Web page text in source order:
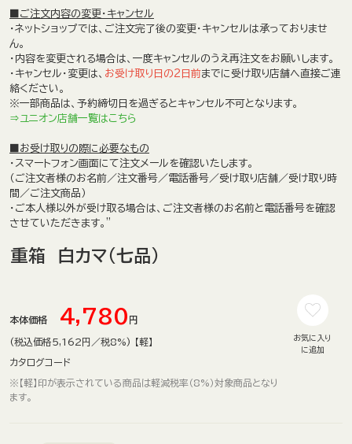
■ご注文内容の変更・キャンセル
・ネットショップでは、ご注文完了後の変更・キャンセルは承っておりませ
ん。
・内容を変更される場合は、 一度キャンセルのうえ再注文をお願いします。
・キャンセル・変更は、 お受け取り日の2日前までに受け取り店舗へ直接ご連
絡ください。
※一部商品は、予約締切日を過ぎるとキャンセル不可となります。
⇒ユニオン店舗一覧はこちら
■お受け取りの際に必要なもの
・スマートフォン画面にて注文メールを確認いたします。
（ご注文者様のお名前／注文番号／電話番号／受け取り店舗／受け取り時
間／ご注文商品）
・ご本人様以外が受け取る場合は、 ご注文者様のお名前と電話番号を確認
させていただきます。 "
重箱 白カマ（七品）
本体価格 4,780 円
(税込価格5,162円／税8%) 【軽】
カタログコード
※【軽】印が表示されている商品は軽減税率（8%）対象商品となり
ます。
お気に入り
に追加